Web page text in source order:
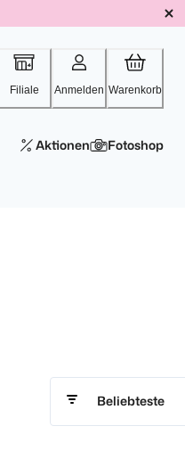
Filiale Anmelden Warenkorb
Aktionen Fotoshop
Beliebteste